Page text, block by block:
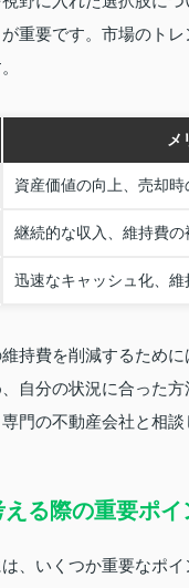
重要です。市場のト
メ
資産価値の向上、売却
継続的な収入、維持費の
迅速なキャッシュ化、維
持費を削減するため
自分の状況に合った
門の不動産会社と相
る際の重要ポイ
、いくつか重要なポ